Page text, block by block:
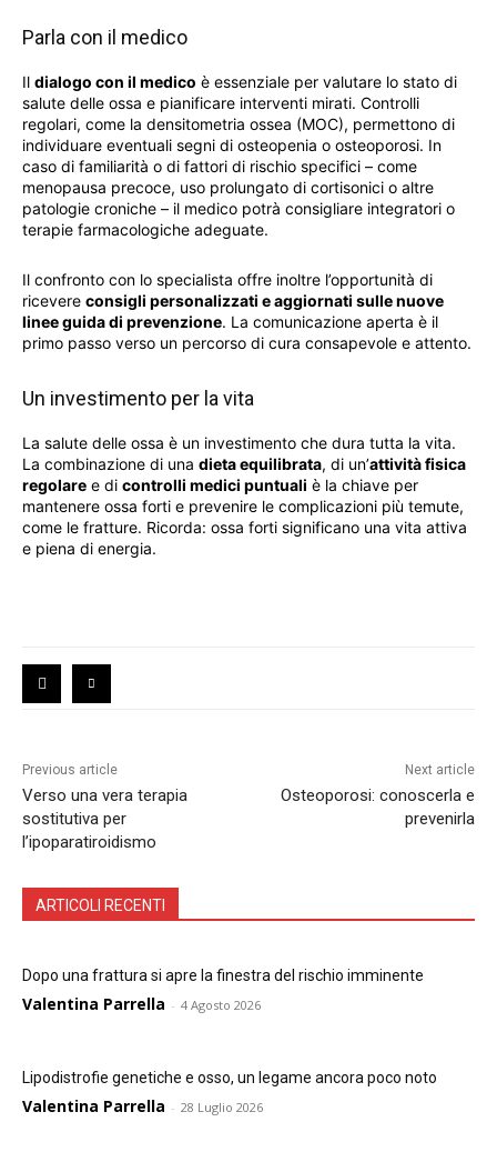
Parla con il medico
Il dialogo con il medico è essenziale per valutare lo stato di
salute delle ossa e pianificare interventi mirati. Controlli
regolari, come la densitometria ossea (MOC), permettono di
individuare eventuali segni di osteopenia o osteoporosi. In
caso di familiarità o di fattori di rischio specifici – come
menopausa precoce, uso prolungato di cortisonici o altre
patologie croniche – il medico potrà consigliare integratori o
terapie farmacologiche adeguate.
Il confronto con lo specialista offre inoltre l’opportunità di
ricevere consigli personalizzati e aggiornati sulle nuove
linee guida di prevenzione. La comunicazione aperta è il
primo passo verso un percorso di cura consapevole e attento.
Un investimento per la vita
La salute delle ossa è un investimento che dura tutta la vita.
La combinazione di una dieta equilibrata, di un’attività fisica
regolare e di controlli medici puntuali è la chiave per
mantenere ossa forti e prevenire le complicazioni più temute,
come le fratture. Ricorda: ossa forti significano una vita attiva
e piena di energia.
Previous article
Verso una vera terapia
sostitutiva per
l’ipoparatiroidismo
Next article
Osteoporosi: conoscerla e
prevenirla
ARTICOLI RECENTI
Dopo una frattura si apre la finestra del rischio imminente
Valentina Parrella - 4 Agosto 2026
Lipodistrofie genetiche e osso, un legame ancora poco noto
Valentina Parrella - 28 Luglio 2026